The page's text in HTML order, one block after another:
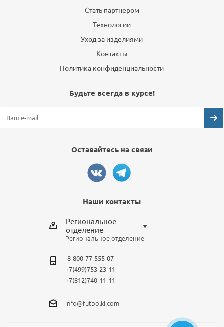
Стать партнером
Технологии
Уход за изделиями
Контакты
Политика конфиденциальности
Будьте всегда в курсе!
Оставайтесь на связи
Наши контакты
Региональное
отделение
Выберите отделение
Региональное отделение
Санкт-Петербург
Региональное отделение
8-800-77-555-07
+7(499)753-23-11
+7(812)740-11-11
info@futbolki.com